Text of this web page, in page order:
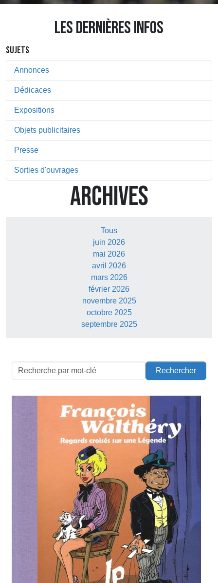
LES DERNIÈRES INFOS
SUJETS
Annonces
Dédicaces
Expositions
Objets publicitaires
Presse
Sorties d'ouvrages
ARCHIVES
Tous
juin 2026
mai 2026
avril 2026
mars 2026
février 2026
novembre 2025
octobre 2025
septembre 2025
Rechercher